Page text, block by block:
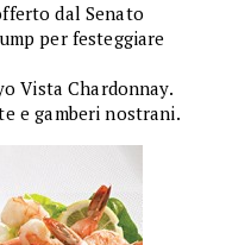
dal Senato
per festeggiare
Vista Chardonnay.
e gamberi nostrani.